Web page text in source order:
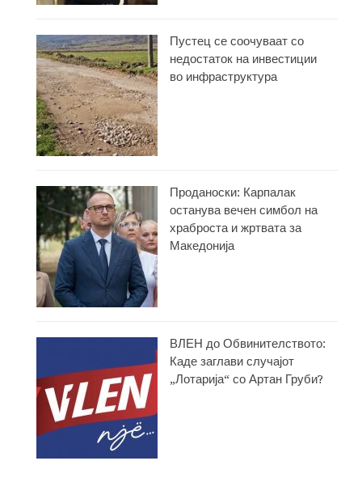
Пустец се соочуваат со
недостаток на инвестиции
во инфраструктура
Проданоски: Карпалак
останува вечен симбол на
храброста и жртвата за
Македонија
ВЛЕН до Обвинителството:
Каде заглави случајот
„Лотарија“ со Артан Груби?